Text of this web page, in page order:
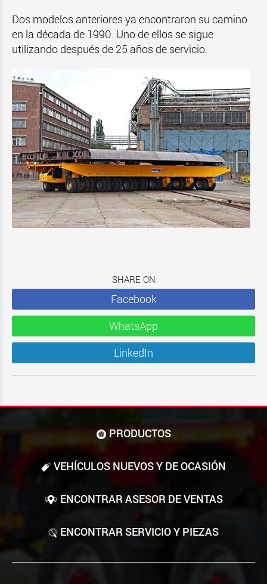
Dos modelos anteriores ya encontraron su camino
en la década de 1990. Uno de ellos se sigue
utilizando después de 25 años de servicio.
SHARE ON
Facebook
WhatsApp
LinkedIn
PRODUCTOS
VEHÍCULOS NUEVOS Y DE OCASIÓN
ENCONTRAR ASESOR DE VENTAS
ENCONTRAR SERVICIO Y PIEZAS